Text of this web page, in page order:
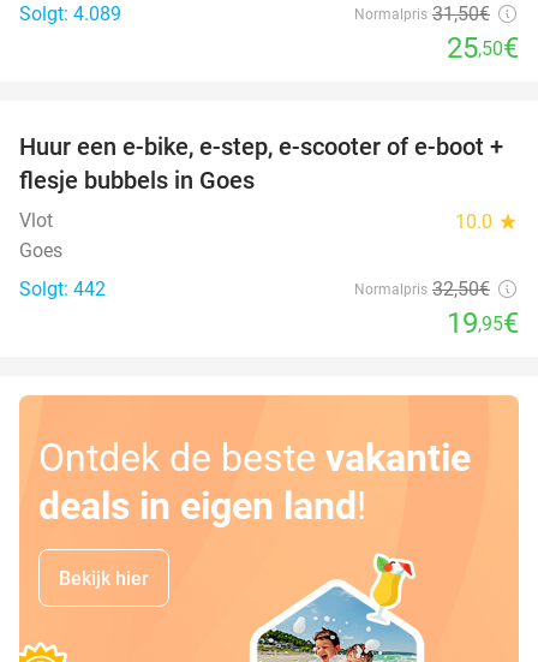
Solgt: 4.089
Normalpris 31,50€
25,50€
39%
Huur een e-bike, e-step, e-scooter of e-boot +
flesje bubbels in Goes
Vlot 10.0 star
Goes
Solgt: 442
Normalpris 32,50€
19,95€
Ontdek de beste vakantie
deals in eigen land!
Bekijk hier